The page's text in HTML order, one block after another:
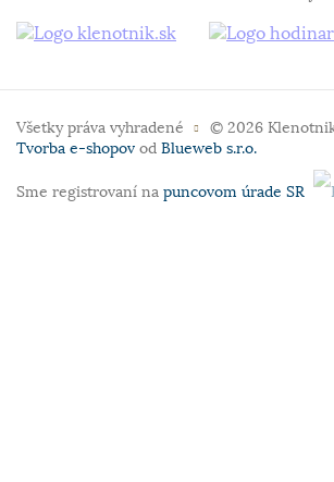
Všetky práva vyhradené
© 2026
Tvorba e-shopov od Blueweb s.r.o.
Sme registrovaní na puncovom úrade SR